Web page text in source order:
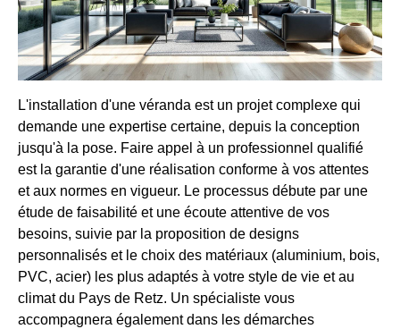
L'installation d'une véranda est un projet complexe qui
demande une expertise certaine, depuis la conception
jusqu'à la pose. Faire appel à un professionnel qualifié
est la garantie d'une réalisation conforme à vos attentes
et aux normes en vigueur. Le processus débute par une
étude de faisabilité et une écoute attentive de vos
besoins, suivie par la proposition de designs
personnalisés et le choix des matériaux (aluminium, bois,
PVC, acier) les plus adaptés à votre style de vie et au
climat du Pays de Retz. Un spécialiste vous
accompagnera également dans les démarches